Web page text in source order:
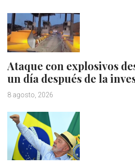
Ataque con explosivos
un día después de la
8 agosto, 2026